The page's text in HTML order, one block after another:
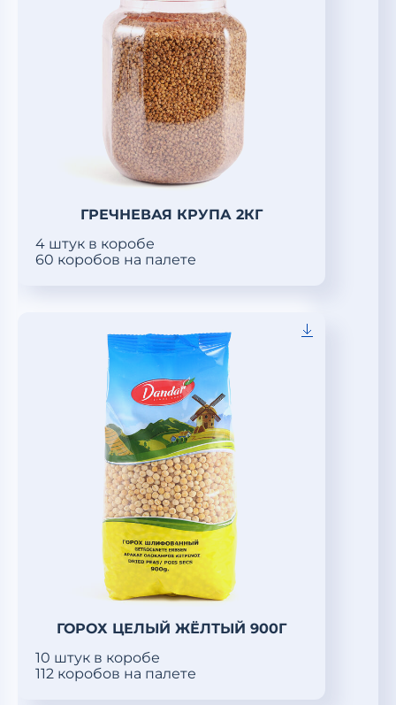
ГРЕЧНЕВАЯ КРУПА 2КГ
4 штук в коробе
60 коробов на палете
ГОРОХ ЦЕЛЫЙ ЖЁЛТЫЙ 900Г
10 штук в коробе
112 коробов на палете